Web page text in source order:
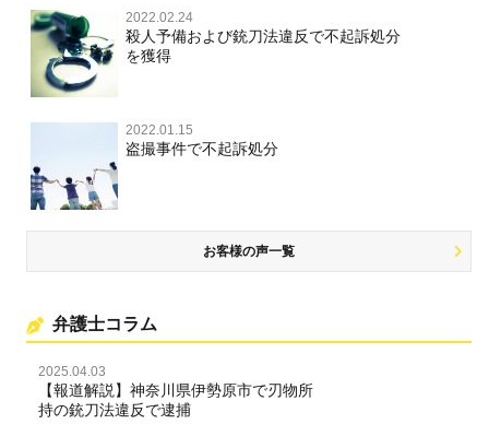
不正競争防止法
住居侵入等
名誉棄損・侮辱
住居侵入等
名誉毀損・侮辱
2022.02.24
殺人予備および銃刀法違反で不起訴処分
を獲得
2022.01.15
盗撮事件で不起訴処分
お客様の声一覧
弁護士コラム
2025.04.03
【報道解説】神奈川県伊勢原市で刃物所
持の銃刀法違反で逮捕